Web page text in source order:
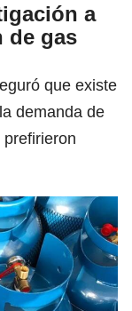
a
de gas
que existe
demanda de